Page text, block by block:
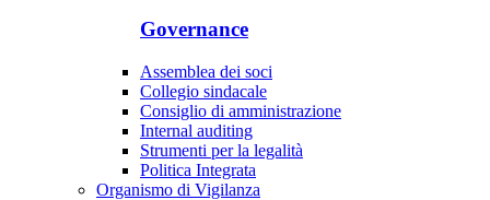
Governance
Assemblea dei soci
Collegio sindacale
Consiglio di amministrazione
Internal auditing
Strumenti per la legalità
Politica Integrata
Organismo di Vigilanza